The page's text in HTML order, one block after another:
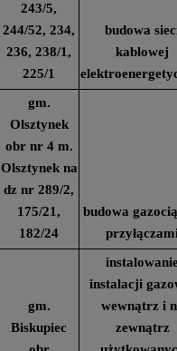
243/5,
244/52, 234,
236, 238/1,
225/1
budowa
kablowej
gm.
Olsztynek
obr nr 4 m.
Olsztynek na
dz nr 289/2,
175/21,
182/24
budowa
gm.
Biskupiec
instalacji
wewnątrz i
zewnątrz